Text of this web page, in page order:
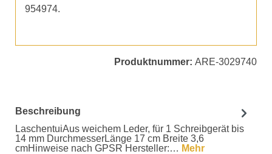
954974.
Produktnummer: ARE-3029740
Beschreibung
LaschentuiAus weichem Leder, für 1 Schreibgerät bis
14 mm DurchmesserLänge 17 cm Breite 3,6
cmHinweise nach GPSR Hersteller:… Mehr